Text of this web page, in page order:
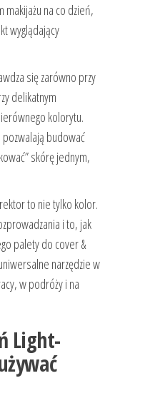
makijażu na co dzień,
wyglądający
się zarówno przy
delikatnym
kolorytu.
budować
skórę jednym,
to nie tylko kolor.
i to, jak
palety do cover &
narzędzie w
w podróży i na
Light-